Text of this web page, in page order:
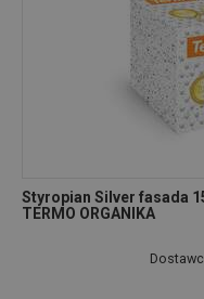
Styropian Silver fasada
TERMO ORGANIKA